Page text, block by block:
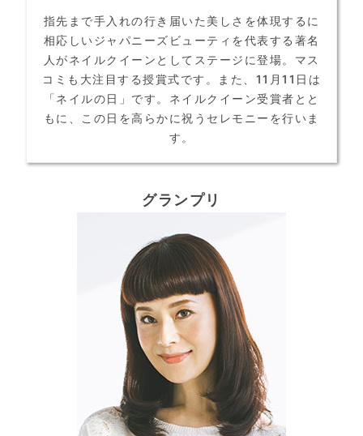
指先まで手入れの行き届いた美しさを体現するに
相応しいジャパニーズビューティを代表する著名
人がネイルクイーンとしてステージに登場。マス
コミも大注目する授賞式です。また、11月11日は
「ネイルの日」です。ネイルクイーン受賞者とと
もに、この日を高らかに祝うセレモニーを行いま
す。
グランプリ